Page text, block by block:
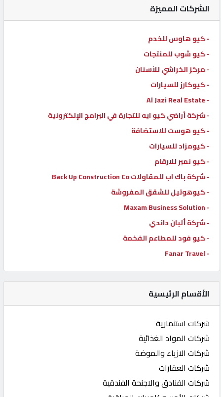
كيو
ماركت
الدليل
القطري
POWERED
QHOST
الشركات المميزة
- كيو هاوس للخدم
- كيو شوب للمنتجات
- مركز الخراشي للأسنان
- كيوكارز للسيارات
- Al Jazi Real Estate
- شركة أراضي كيو ايه للتجارة في البرامج الإلكترونية
- كيو هوست للاستضافة
- كيومزاد للسيارات
- كيو نمبر للارقام
- شركة باك اب للمقاولات Back Up Construction Co
- كيوهوتيل للشقق المفروشة
- Maxam Business Solution
- شركة ألبان داندي
- كيو فود للمطاعم الفخمة
- Fanar Travel
الأقسام الرئيسية
شركات استثمارية
شركات المواد الغذائية
شركات الازياء والموضة
شركات العقارات
شركات الفنادق والاجنحة الفندقية